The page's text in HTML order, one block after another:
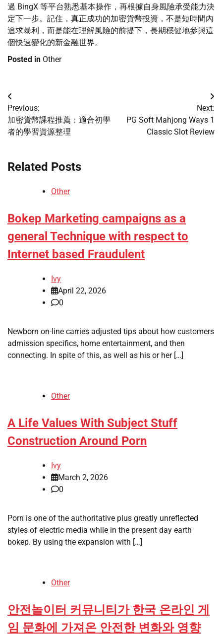
過 BingX 等平台熟悉基本操作，再根據自身風險承受能力決
定下一步。記住，真正成功的加密貨幣投資，不是短時間內
追求暴利，而是能在理解風險的前提下，長期穩健地參與這
個快速變化的新金融世界。
Posted in Other
Post
navigation
Previous:
加密貨幣課程推薦：適合初學
者的學習資源整理
Next:
PG Soft Mahjong Ways 1
Classic Slot Review
Related Posts
Other
Bokep Marketing campaigns as a
general Technique with respect to
Internet based Fraudulent
Ivy
April 22, 2026
0
Newborn on-line carries adjusted tips about how customers
admission specifics, home entertainment, and then
connecting. In spite of this, as well as his or her […]
Other
A Life Values With Subject Stuff
Construction Around Porn
Ivy
March 2, 2026
0
Porn is one of the authoritative plus greatly unreflected
styles of electric media while in the present day earth
bokep. By using the expansion with […]
Other
안전놀이터 커뮤니티가 한국 온라인 게
임 문화에 가져온 안전한 변화와 영향